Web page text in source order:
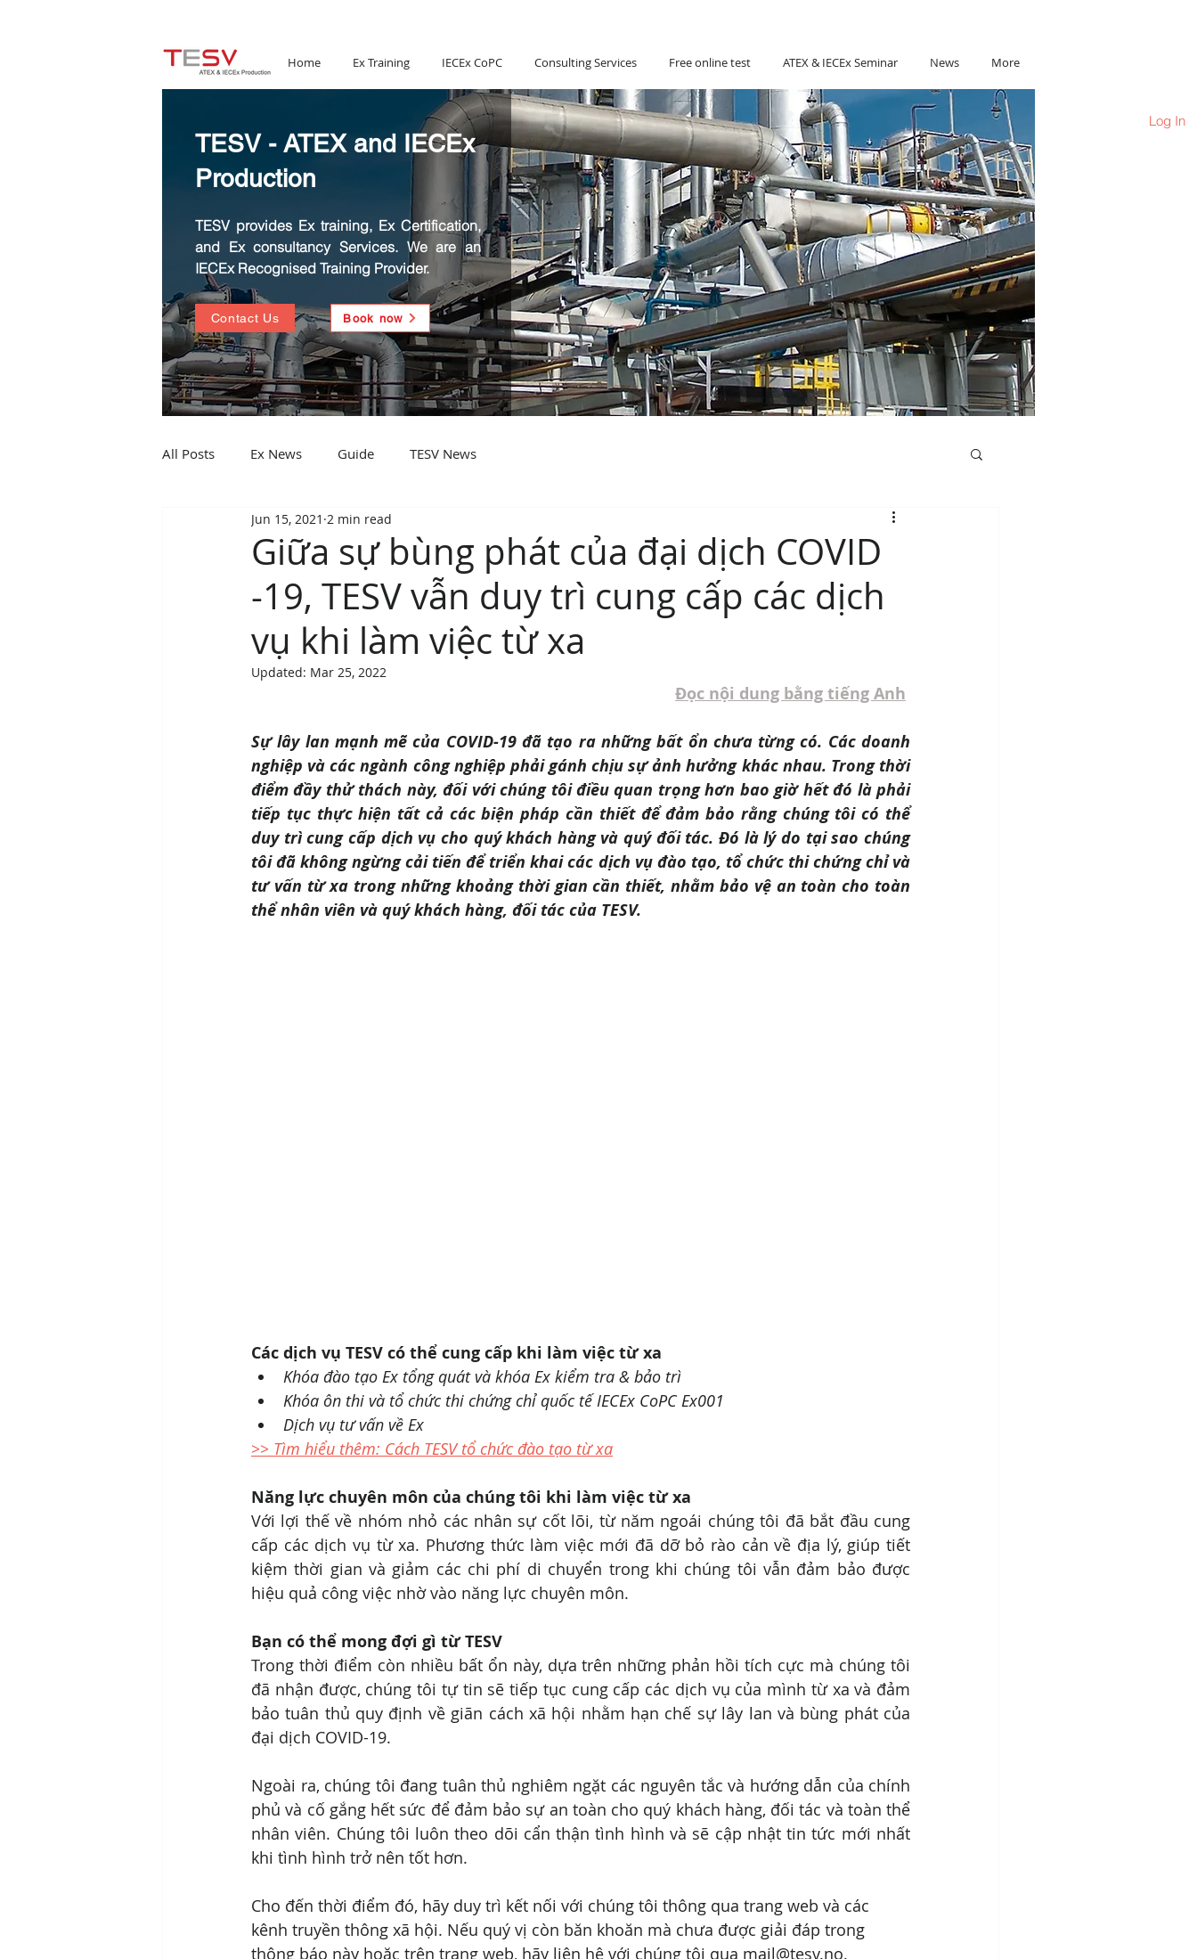
Home Ex Training IECEx CoPC Consulting Services Free online test ATEX & IECEx Seminar News More
TESV - ATEX and IECEx
Production
TESV provides Ex training, Ex Certification,
and Ex consultancy Services. We are an
IECEx Recognised Training Provider.
Contact Us Book now
Log In
All Posts Ex News Guide TESV News
Giữa sự bùng phát của đại dịch COVID
-19, TESV vẫn duy trì cung cấp các dịch
vụ khi làm việc từ xa
Jun 15, 2021 2 min read
Updated: Mar 25, 2022
Đọc nội dung bằng tiếng Anh
Sự lây lan mạnh mẽ của COVID-19 đã tạo ra những bất ổn chưa từng có. Các doanh
nghiệp và các ngành công nghiệp phải gánh chịu sự ảnh hưởng khác nhau. Trong thời
điểm đầy thử thách này, đối với chúng tôi điều quan trọng hơn bao giờ hết đó là phải
tiếp tục thực hiện tất cả các biện pháp cần thiết để đảm bảo rằng chúng tôi có thể
duy trì cung cấp dịch vụ cho quý khách hàng và quý đối tác. Đó là lý do tại sao chúng
tôi đã không ngừng cải tiến để triển khai các dịch vụ đào tạo, tổ chức thi chứng chỉ và
tư vấn từ xa trong những khoảng thời gian cần thiết, nhằm bảo vệ an toàn cho toàn
thể nhân viên và quý khách hàng, đối tác của TESV.
Các dịch vụ TESV có thể cung cấp khi làm việc từ xa
Khóa đào tạo Ex tổng quát và khóa Ex kiểm tra & bảo trì
Khóa ôn thi và tổ chức thi chứng chỉ quốc tế IECEx CoPC Ex001
Dịch vụ tư vấn về Ex
>> Tìm hiểu thêm: Cách TESV tổ chức đào tạo từ xa
Năng lực chuyên môn của chúng tôi khi làm việc từ xa
Với lợi thế về nhóm nhỏ các nhân sự cốt lõi, từ năm ngoái chúng tôi đã bắt đầu cung
cấp các dịch vụ từ xa. Phương thức làm việc mới đã dỡ bỏ rào cản về địa lý, giúp tiết
kiệm thời gian và giảm các chi phí di chuyển trong khi chúng tôi vẫn đảm bảo được
hiệu quả công việc nhờ vào năng lực chuyên môn.
Bạn có thể mong đợi gì từ TESV
Trong thời điểm còn nhiều bất ổn này, dựa trên những phản hồi tích cực mà chúng tôi
đã nhận được, chúng tôi tự tin sẽ tiếp tục cung cấp các dịch vụ của mình từ xa và đảm
bảo tuân thủ quy định về giãn cách xã hội nhằm hạn chế sự lây lan và bùng phát của
đại dịch COVID-19.
Ngoài ra, chúng tôi đang tuân thủ nghiêm ngặt các nguyên tắc và hướng dẫn của chính
phủ và cố gắng hết sức để đảm bảo sự an toàn cho quý khách hàng, đối tác và toàn thể
nhân viên. Chúng tôi luôn theo dõi cẩn thận tình hình và sẽ cập nhật tin tức mới nhất
khi tình hình trở nên tốt hơn.
Cho đến thời điểm đó, hãy duy trì kết nối với chúng tôi thông qua trang web và các
kênh truyền thông xã hội. Nếu quý vị còn băn khoăn mà chưa được giải đáp trong
thông báo này hoặc trên trang web, hãy liên hệ với chúng tôi qua mail@tesv.no.